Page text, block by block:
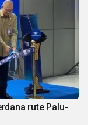
rute Palu-